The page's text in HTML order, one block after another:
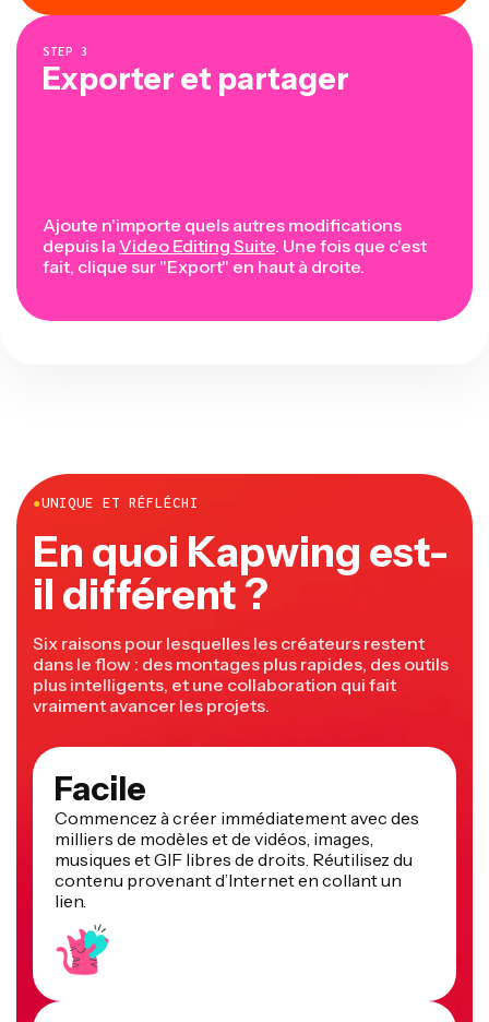
STEP 3
Exporter et partager
Ajoute n'importe quels autres modifications
depuis la Video Editing Suite. Une fois que c'est
fait, clique sur "Export" en haut à droite.
●UNIQUE ET RÉFLÉCHI
En quoi Kapwing est-
il différent ?
Six raisons pour lesquelles les créateurs restent
dans le flow : des montages plus rapides, des outils
plus intelligents, et une collaboration qui fait
vraiment avancer les projets.
Facile
Commencez à créer immédiatement avec des
milliers de modèles et de vidéos, images,
musiques et GIF libres de droits. Réutilisez du
contenu provenant d’Internet en collant un
lien.